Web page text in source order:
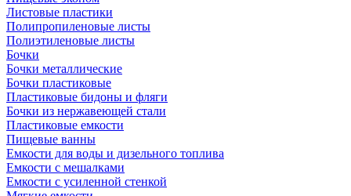
Листовые пластики
Полипропиленовые листы
Полиэтиленовые листы
Бочки
Бочки металлические
Бочки пластиковые
Пластиковые бидоны и фляги
Бочки из нержавеющей стали
Пластиковые емкости
Пищевые ванны
Емкости для воды и дизельного топлива
Емкости с мешалками
Емкости с усиленной стенкой